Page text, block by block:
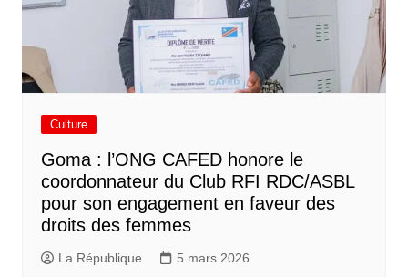
Culture
Goma : l’ONG CAFED honore le
coordonnateur du Club RFI RDC/ASBL
pour son engagement en faveur des
droits des femmes
La République 5 mars 2026